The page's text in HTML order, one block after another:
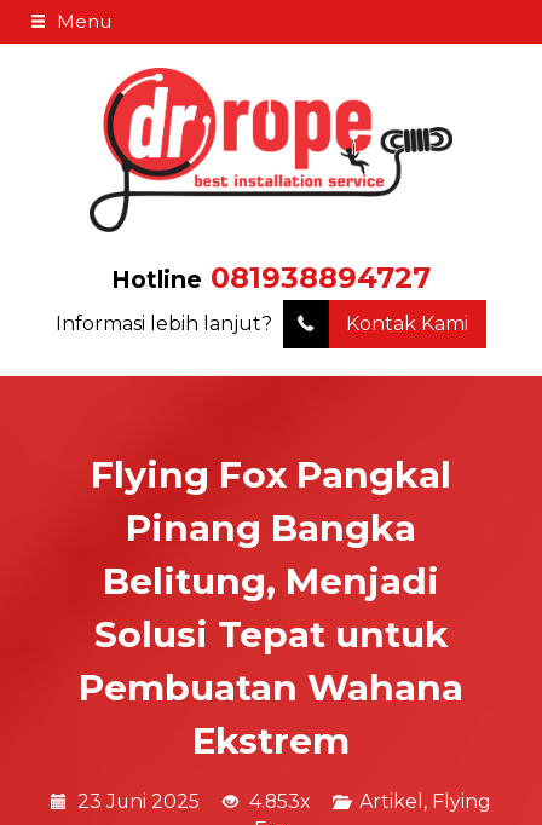
Menu
Hotline 081938894727
Informasi lebih lanjut? Kontak Kami
Flying Fox Pangkal
Pinang Bangka
Belitung, Menjadi
Solusi Tepat untuk
Pembuatan Wahana
Ekstrem
23 Juni 2025 4.853x Artikel , Flying